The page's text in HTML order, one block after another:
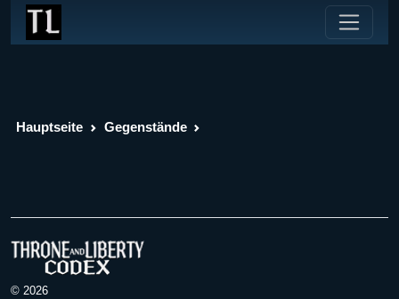
Hauptseite Gegenstände
© 2026